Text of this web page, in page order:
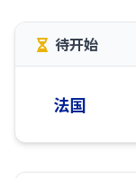
待开始
法国